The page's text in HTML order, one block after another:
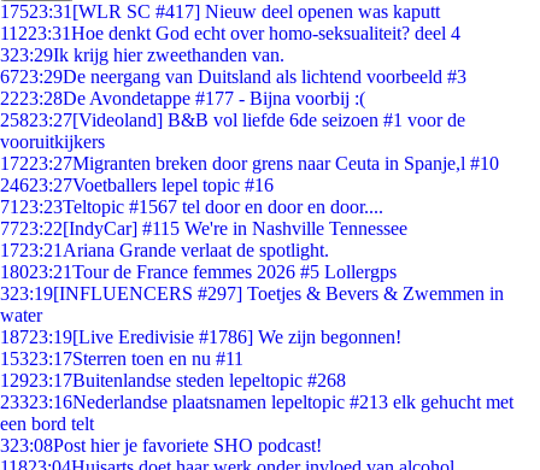
17523:31 [WLR SC #417] Nieuw deel openen was kaputt
11223:31Hoe denkt God echt over homo-seksualiteit? deel 4
323:29Ik krijg hier zweethanden van.
6723:29De neergang van Duitsland als lichtend voorbeeld #3
2223:28De Avondetappe #177 - Bijna voorbij :(
25823:27[Videoland] B&B vol liefde 6de seizoen #1 voor de
vooruitkijkers
17223:27Migranten breken door grens naar Ceuta in Spanje,l #10
24623:27Voetballers lepel topic #16
71 23:23Teltopic #1567 tel door en door en door....
7723:22[IndyCar] #115 We're in Nashville Tennessee
1723:21 Ariana Grande verlaat de spotlight.
18023:21Tour de France femmes 2026 #5 Lollergps
323:19[INFLUENCERS #297] Toetjes & Bevers & Zwemmen in
water
18723:19[Live Eredivisie #1786] We zijn begonnen!
15323:17Sterren toen en nu #11
12923:17Buitenlandse steden lepeltopic #268
23323:16Nederlandse plaatsnamen lepeltopic #213 elk gehucht met
een bord telt
323:08Post hier je favoriete SHO podcast!